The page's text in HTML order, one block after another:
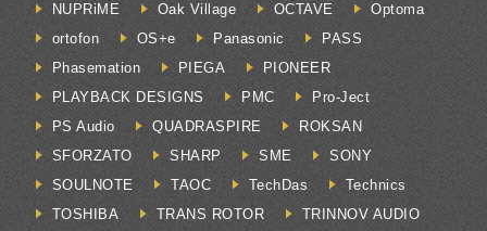
NUPRiME
Oak Village OCTAVE
Optoma
ortofon
OS+e Panasonic
PASS
Phasemation
PIEGA
PIONEER
PLAYBACK DESIGNS
PMC
Pro-Ject
PS Audio
QUADRASPIRE
ROKSAN
SFORZATO
SHARP SME
SONY
SOULNOTE
TAOC TechDas
Technics
TOSHIBA
TRANS ROTOR TRINNOV AUDIO